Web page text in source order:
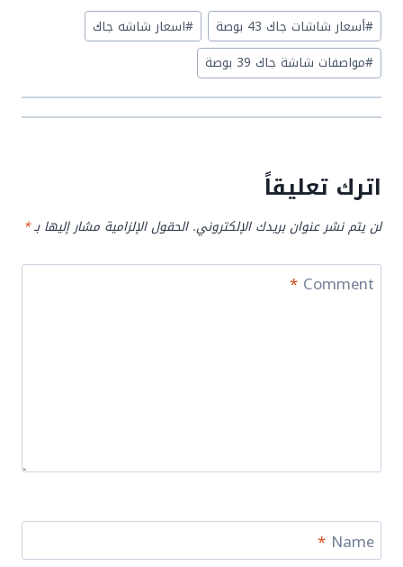
Post
Tags:
#أسعار شاشات جاك 43 بوصة #اسعار شاشه جاك
#مواصفات شاشة جاك 39 بوصة
اترك تعليقاً
لن يتم نشر عنوان بريدك الإلكتروني. الحقول الإلزامية مشار إليها بـ*
Comment
*
Name
*